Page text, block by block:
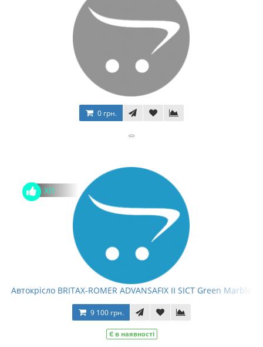
0 грн.
Хіт
Автокрісло BRITAX-ROMER ADVANSAFIX II SICT Green Marble
9 100 грн.
Є в наявності